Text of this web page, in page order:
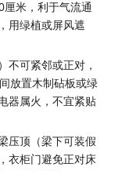
米，利于气流通
用绿植或屏风遮
不可紧邻或正对，
放置木制砧板或绿
器属火，不宜紧贴
压顶（梁下可装假
衣柜门避免正对床